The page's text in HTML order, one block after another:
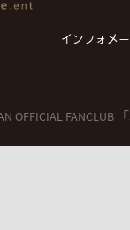
インフォメ
OFFICIAL FANCLUB 「